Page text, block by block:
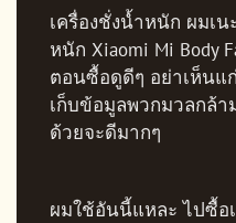
เครื่องชั่งน้ำหนัก ผมเน
หนัก Xiaomi Mi Body
ตอนซื้อดูดีๆ อย่าเห็นแ
เก็บข้อมูลพวกมวลกล้า
ด้วยจะดีมากๆ
ผมใช้อันนี้แหละ ไปซื้อ